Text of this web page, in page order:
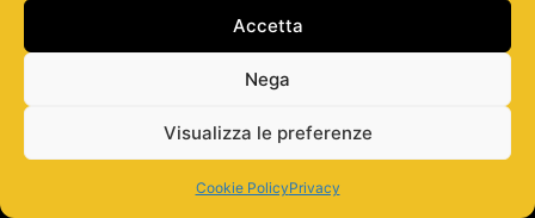
Accetta
Nega
Visualizza le preferenze
Cookie PolicyPrivacy